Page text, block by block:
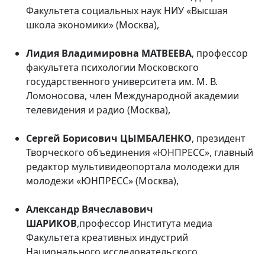
Факультета социальных наук НИУ «Высшая
школа экономики» (Москва),
Лидия Владимировна МАТВЕЕВА, профессор
факультета психологии Московского
государственного университета им. М. В.
Ломоносова, член Международной академии
телевидения и радио (Москва),
Сергей Борисович ЦЫМБАЛЕНКО, президент
Творческого объединения «ЮНПРЕСС», главный
редактор мультивидеопортала молодежи для
молодежи «ЮНПРЕСС» (Москва),
Александр Вячеславович
ШАРИКОВ,профессор Института медиа
Факультета креативных индустрий